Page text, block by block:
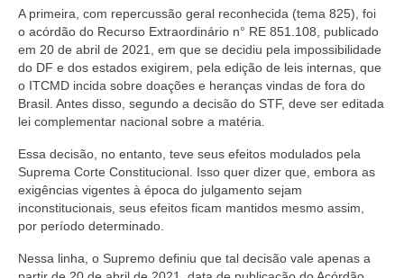
A primeira, com repercussão geral reconhecida (tema 825), foi
o acórdão do Recurso Extraordinário n° RE 851.108, publicado
em 20 de abril de 2021, em que se decidiu pela impossibilidade
do DF e dos estados exigirem, pela edição de leis internas, que
o ITCMD incida sobre doações e heranças vindas de fora do
Brasil. Antes disso, segundo a decisão do STF, deve ser editada
lei complementar nacional sobre a matéria.
Essa decisão, no entanto, teve seus efeitos modulados pela
Suprema Corte Constitucional. Isso quer dizer que, embora as
exigências vigentes à época do julgamento sejam
inconstitucionais, seus efeitos ficam mantidos mesmo assim,
por período determinado.
Nessa linha, o Supremo definiu que tal decisão vale apenas a